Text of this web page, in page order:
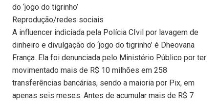
do ‘jogo do tigrinho’
Reprodução/redes sociais
A influencer indiciada pela Polícia CIvil por lavagem de
dinheiro e divulgação do ‘jogo do tigrinho’ é Dheovana
França. Ela foi denunciada pelo Ministério Público por ter
movimentado mais de R$ 10 milhões em 258
transferências bancárias, sendo a maioria por Pix, em
apenas seis meses. Antes de acumular mais de R$ 7